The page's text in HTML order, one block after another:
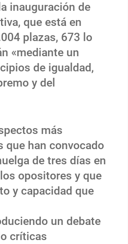
inauguración de
que está en
plazas, 673 lo
«mediante un
de igualdad,
y del
más
que han convocado
de tres días en
opositores y que
y capacidad que
un debate
críticas